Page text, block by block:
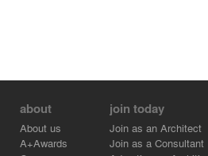
about
About us
A+Awards
join today
Join as an Architect
Join as a Consultant